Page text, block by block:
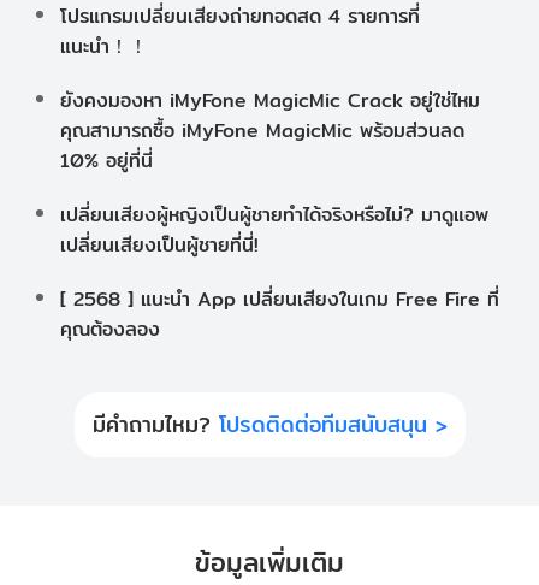
โปรแกรมเปลี่ยนเสียงถ่ายทอดสด 4 รายการที่
แนะนำ！！
ยังคงมองหา iMyFone MagicMic Crack อยู่ใช่ไหม
คุณสามารถซื้อ iMyFone MagicMic พร้อมส่วนลด
10% อยู่ที่นี่
เปลี่ยนเสียงผู้หญิงเป็นผู้ชายทำได้จริงหรือไม่? มาดูแอพ
เปลี่ยนเสียงเป็นผู้ชายที่นี่!
[ 2568 ] แนะนำ App เปลี่ยนเสียงในเกม Free Fire ที่
คุณต้องลอง
มีคำถามไหม? โปรดติดต่อทีมสนับสนุน >
ข้อมูลเพิ่มเติม